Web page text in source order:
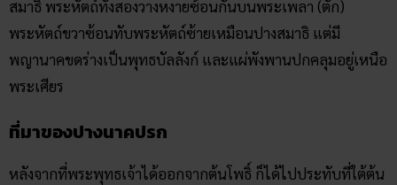
สมาธิ พระหัตถ์ทั้งสองวางหงายซ้อนกันบนพระเพลา (ตัก)
พระหัตถ์ขวาซ้อนทับพระหัตถ์ซ้ายเหมือนปางสมาธิ แต่มี
พญานาคขดร่างเป็นพุทธบัลลังก์ และแผ่พังพานปกคลุมอยู่เหนือ
พระเศียร
ที่มาของปางนาคปรก
หลังจากที่พระพุทธเจ้าได้ออกจากต้นโพธิ์ ก็ได้ไปประทับที่ใต้ต้น